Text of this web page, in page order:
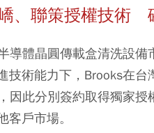
、聯策授權技術
導體晶圓傳載盒清洗設
技術能力下，Brooks在
因此分別簽約取得獨家
客戶市場。